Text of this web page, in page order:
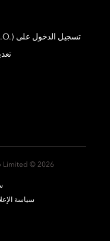
تسجيل الدخول على (.Fans of M.O) برنامج ضيوف درجة الإمتياز
2026 © Mandarin Oriental Hotel Group Limited
سياسة